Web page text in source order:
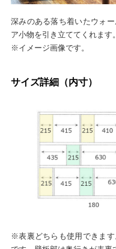
深みのある落ち着いたウォ
ア小物を引き立ててくれます。
※イメージ画像です。
サイズ詳細（内寸）
※表裏どちらも使用できま